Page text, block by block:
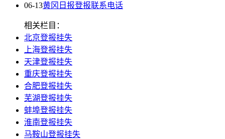
06-13黄冈日报登报联系电话
相关栏目：
北京登报挂失
上海登报挂失
天津登报挂失
重庆登报挂失
合肥登报挂失
芜湖登报挂失
蚌埠登报挂失
淮南登报挂失
马鞍山登报挂失